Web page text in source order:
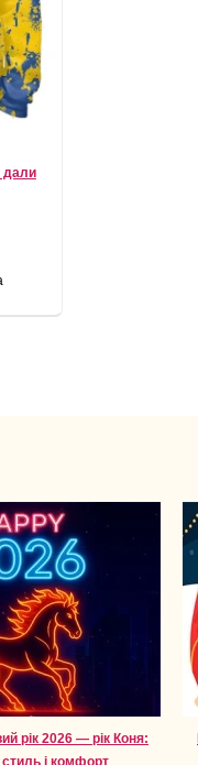
дали
рік 2026 — рік Коня:
і комфорт